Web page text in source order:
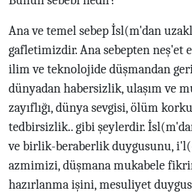
Ana ve temel sebep İsl(m'dan
gafletimizdir. Ana sebepten neş'et
ilim ve teknolojide düşmandan
dünyadan habersizlik, ulaşım ve
zayıflığı, dünya sevgisi, ölüm
tedbirsizlik.. gibi şeylerdir.
ve birlik-beraberlik duygusunu,
azmimizi, düşmana mukabele
hazırlanma işini, mesuliyet